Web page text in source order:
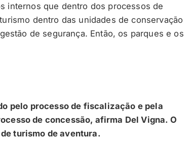
internos que dentro dos processos de
dentro das unidades de conservação
de segurança. Então, os parques e os
pelo processo de fiscalização e pela
de concessão, afirma Del Vigna. O
turismo de aventura.